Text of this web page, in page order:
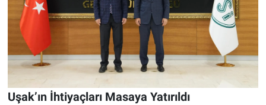
Uşak’ın İhtiyaçları Masaya Yatırıldı